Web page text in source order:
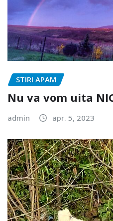
STIRI APAM
Nu va vom uita
admin apr. 5, 2023